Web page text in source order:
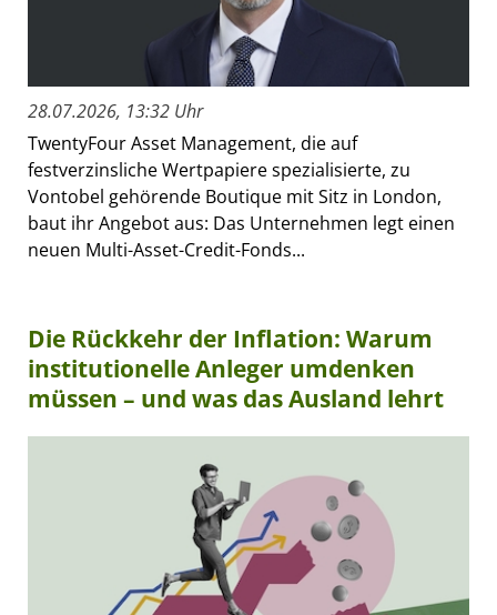
28.07.2026, 13:32 Uhr
TwentyFour Asset Management, die auf
festverzinsliche Wertpapiere spezialisierte, zu
Vontobel gehörende Boutique mit Sitz in London,
baut ihr Angebot aus: Das Unternehmen legt einen
neuen Multi-Asset-Credit-Fonds...
Die Rückkehr der Inflation: Warum
institutionelle Anleger umdenken
müssen – und was das Ausland lehrt